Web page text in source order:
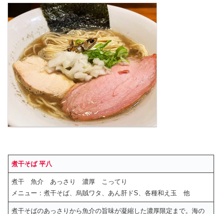
煮干そば 平八
煮干 魚介 あっさり 濃厚 こってり
メニュー：煮干そば、烏賊ワタ、あん肝ドS、各種和え玉 他
煮干そばのあっさりから魚介の旨味が凝縮した濃厚限定まで。海の